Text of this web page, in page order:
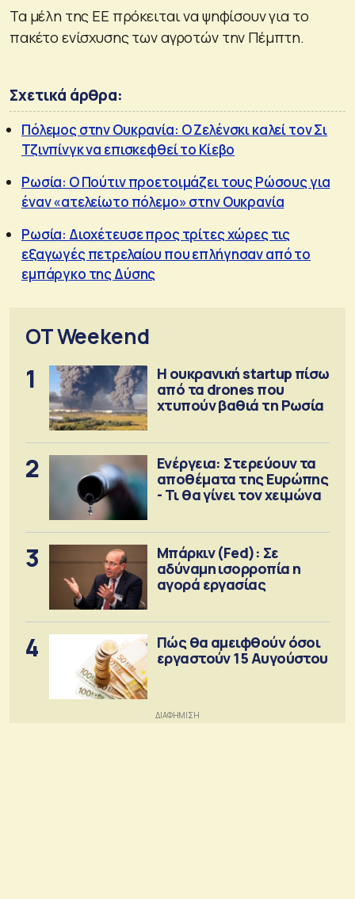
Τα μέλη της ΕΕ πρόκειται να ψηφίσουν για το
πακέτο ενίσχυσης των αγροτών την Πέμπτη.
Σχετικά άρθρα:
Πόλεμος στην Ουκρανία: Ο Ζελένσκι καλεί τον Σι
Τζινπίνγκ να επισκεφθεί το Κίεβο
Ρωσία: Ο Πούτιν προετοιμάζει τους Ρώσους για
έναν «ατελείωτο πόλεμο» στην Ουκρανία
Ρωσία: Διοχέτευσε προς τρίτες χώρες τις
εξαγωγές πετρελαίου που επλήγησαν από το
εμπάργκο της Δύσης
OT Weekend
1
Η ουκρανική startup πίσω
από τα drones που
χτυπούν βαθιά τη Ρωσία
2
Ενέργεια: Στερεύουν τα
αποθέματα της Ευρώπης
- Τι θα γίνει τον χειμώνα
3
Μπάρκιν (Fed): Σε
αδύναμη ισορροπία η
αγορά εργασίας
4
Πώς θα αμειφθούν όσοι
εργαστούν 15 Αυγούστου